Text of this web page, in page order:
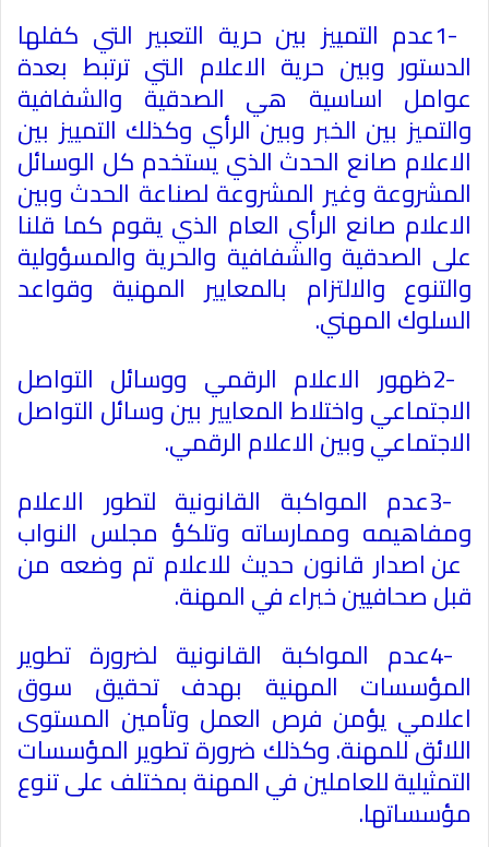
1-عدم التمييز بين حرية التعبير​ التي كفلها
الدستور وبين حرية الاعلام التي ترتبط بعدة
عوامل اساسية هي الصدقية والشفافية
والتميز بين الخبر وبين الرأي وكذلك التمييز بين
الاعلام صانع الحدث الذي يستخدم كل الوسائل
المشروعة وغير المشروعة لصناعة الحدث وبين
الاعلام صانع الرأي العام الذي يقوم كما قلنا
على الصدقية والشفافية والحرية والمسؤولية
والتنوع والالتزام بالمعايير المهنية وقواعد
السلوك المهني.
2-ظهور الاعلام الرقمي و​وسائل التواصل
الاجتماعيواختلاط المعايير بين وسائل التواصل
الاجتماعي وبين الاعلام الرقمي.
3-عدم المواكبة القانونية لتطور الاعلام
ومفاهيمه وممارساته وتلكؤ مجلس النواب
عن اصدار قانون حديث للاعلام تم وضعه من
قبل صحافيين خبراء في المهنة.
4-عدم المواكبة القانونية لضرورة تطوير
المؤسسات المهنية بهدف تحقيق سوق
اعلامي يؤمن فرص العمل وتأمين المستوى
اللائق للمهنة. وكذلك ضرورة تطوير المؤسسات
التمثيلية للعاملين في المهنة بمختلف على تنوع
مؤسساتها.